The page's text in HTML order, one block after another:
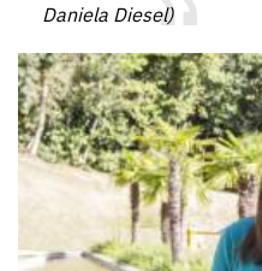
Daniela Diesel)